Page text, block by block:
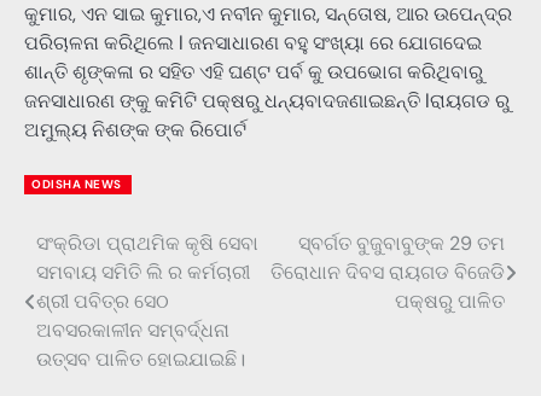
କୁମାର, ଏନ ସାଇ କୁମାର,ଏ ନବୀନ କୁମାର, ସନ୍ତୋଷ, ଆର ଉପେନ୍ଦ୍ର
ପରିଚାଳନା କରିଥିଲେ l ଜନସାଧାରଣ ବହୁ ସଂଖ୍ୟା ରେ ଯୋଗଦେଇ
ଶାନ୍ତି ଶୃଙ୍କଳା ର ସହିତ ଏହି ଘଣ୍ଟ ପର୍ବ କୁ ଉପଭୋଗ କରିଥିବାରୁ
ଜନସାଧାରଣ ଙ୍କୁ କମିଟି ପକ୍ଷରୁ ଧନ୍ୟବାଦଜଣାଇଛନ୍ତି lରାୟଗଡ ରୁ
ଅମୁଲ୍ୟ ନିଶଙ୍କ ଙ୍କ ରିପୋର୍ଟ
ODISHA NEWS
Post
navigation
ସଂକ୍ରିଡା ପ୍ରାଥମିକ କୃଷି ସେବା
ସମବାୟ ସମିତି ଲି ର କର୍ମଚାରୀ
ଶ୍ରୀ ପବିତ୍ର ସେଠ
ଅବସରକାଳୀନ ସମ୍ବର୍ଦ୍ଧନା
ଉତ୍ସବ ପାଳିତ ହୋଇଯାଇଛି।
ସ୍ବର୍ଗତ ବୁଜୁବାବୁଙ୍କ 29 ତମ
ତିରୋଧାନ ଦିବସ ରାୟଗଡ ବିଜେଡି
ପକ୍ଷରୁ ପାଳିତ